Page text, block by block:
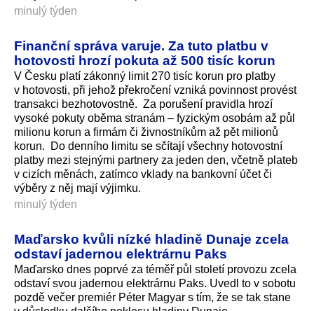
minulý týden
Finanční správa varuje. Za tuto platbu v
hotovosti hrozí pokuta až 500 tisíc korun
V Česku platí zákonný limit 270 tisíc korun pro platby
v hotovosti, při jehož překročení vzniká povinnost provést
transakci bezhotovostně. Za porušení pravidla hrozí
vysoké pokuty oběma stranám – fyzickým osobám až půl
milionu korun a firmám či živnostníkům až pět milionů
korun. Do denního limitu se sčítají všechny hotovostní
platby mezi stejnými partnery za jeden den, včetně plateb
v cizích měnách, zatímco vklady na bankovní účet či
výběry z něj mají výjimku.
minulý týden
Maďarsko kvůli nízké hladině Dunaje zcela
odstaví jadernou elektrárnu Paks
Maďarsko dnes poprvé za téměř půl století provozu zcela
odstaví svou jadernou elektrárnu Paks. Uvedl to v sobotu
pozdě večer premiér Péter Magyar s tím, že se tak stane